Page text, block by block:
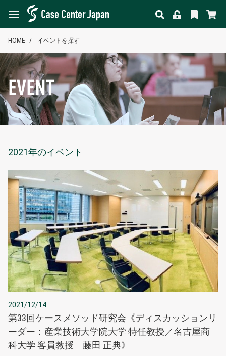
HOME イベントを探す
EVENT
2021年のイベント
2021/12/14
第33回ケースメソッド研究会《ディスカッションリ
ーダー：産業技術大学院大学 特任教授／名古屋商
科大学 客員教授 藤田 正典》